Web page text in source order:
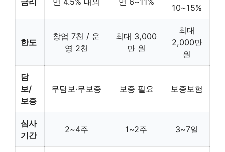
10~15%
한도
창업 7천 / 운
영 2천
최대 3,000
만 원
최대
2,000만
원
담
보/
보증
무담보·무보증 보증 필요 보증보험
심사
기간
2~4주 1~2주 3~7일